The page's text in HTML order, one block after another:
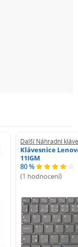
Další Náhradní
Klávesnice
11IGM
80 %
(1 hodnocení)